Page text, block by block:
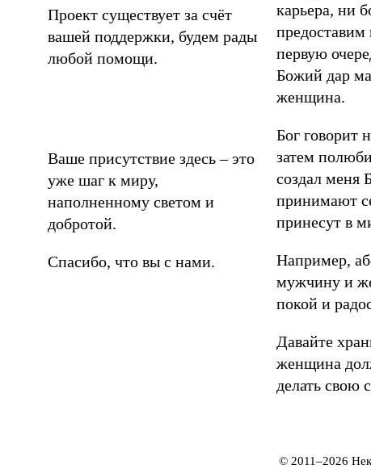
Проект существует за счёт
вашей поддержки, будем рады
любой помощи.
Ваше присутствие здесь – это
уже шаг к миру,
наполненному светом и
добротой.
Спасибо, что вы с нами.
карьера, ни
первую
Божий дар
женщина.
Бог говорит
затем
создал меня
принимают
принесут в
Например,
мужчину и
покой и
Давайте
женщина
делать свою
© 2011–2026